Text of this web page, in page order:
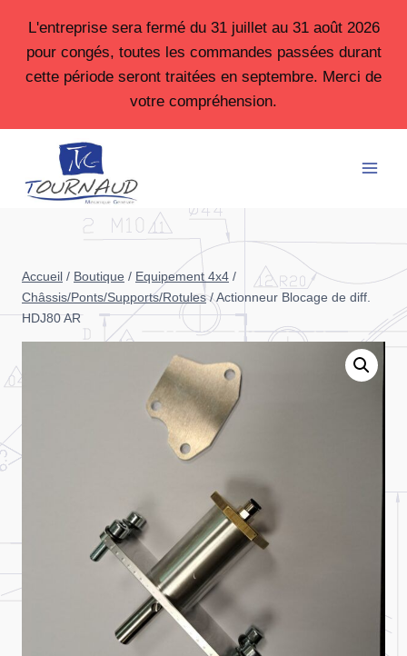
contenu
L'entreprise sera fermé du 31 juillet au 31 août 2026
pour congés, toutes les commandes passées durant
cette période seront traitées en septembre. Merci de
votre compréhension.
Accueil / Boutique / Equipement 4x4 /
Châssis/Ponts/Supports/Rotules /Actionneur Blocage de diff.
HDJ80 AR